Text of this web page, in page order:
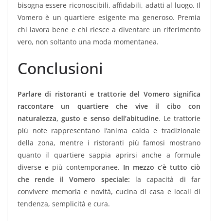
bisogna essere riconoscibili, affidabili, adatti al luogo. Il
Vomero è un quartiere esigente ma generoso. Premia
chi lavora bene e chi riesce a diventare un riferimento
vero, non soltanto una moda momentanea.
Conclusioni
Parlare di ristoranti e trattorie del Vomero significa
raccontare un quartiere che vive il cibo con
naturalezza, gusto e senso dell’abitudine. Le trattorie
più note rappresentano l’anima calda e tradizionale
della zona, mentre i ristoranti più famosi mostrano
quanto il quartiere sappia aprirsi anche a formule
diverse e più contemporanee. In mezzo c’è tutto ciò
che rende il Vomero speciale: la capacità di far
convivere memoria e novità, cucina di casa e locali di
tendenza, semplicità e cura.